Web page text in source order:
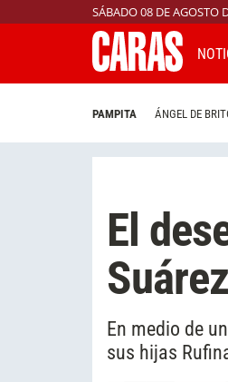
SÁBADO 08 DE AGOSTO
PAMPITA ÁNGEL DE
El
En medio de
sus hijas